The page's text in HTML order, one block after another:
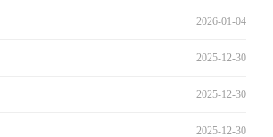
2026-01-04
2025-12-30
2025-12-30
2025-12-30